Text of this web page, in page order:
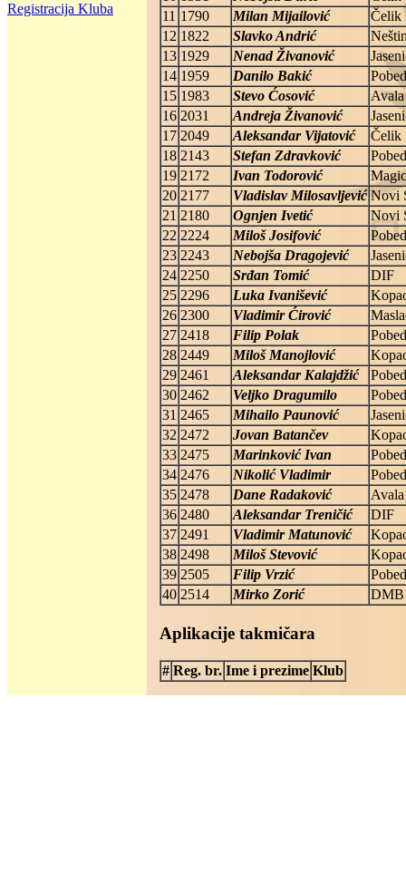
Registracija Kluba
11 1790 Milan Mijailović
Čelik
12 1822 Slavko Andrić
13 1929 Nenad Živanović
14 1959 Danilo Bakić
15 1983 Stevo Ćosović
Avala
16 2031 Andreja Živanović
17 2049 Aleksandar Vijatović
Čelik
18 2143 Stefan Zdravković
19 2172 Ivan Todorović
20 2177 Vladislav Milosavljević Novi
21 2180 Ognjen Ivetić
Novi
22 2224 Miloš Josifović
23 2243 Nebojša Dragojević
24 2250 Srđan Tomić
DIF
25 2296 Luka Ivanišević
26 2300 Vladimir Ćirović
27 2418 Filip Polak
28 2449 Miloš Manojlović
29 2461 Aleksandar Kalajdžić
30 2462 Veljko Dragumilo
31 2465 Mihailo Paunović
32 2472 Jovan Batančev
33 2475 Marinković Ivan
34 2476 Nikolić Vladimir
35 2478 Dane Radaković
Avala
36 2480 Aleksandar Treničić
DIF
37 2491 Vladimir Matunović
38 2498 Miloš Stevović
39 2505 Filip Vrzić
40 2514 Mirko Zorić DMB
Aplikacije takmičara
# Reg. br. Ime i prezime Klub